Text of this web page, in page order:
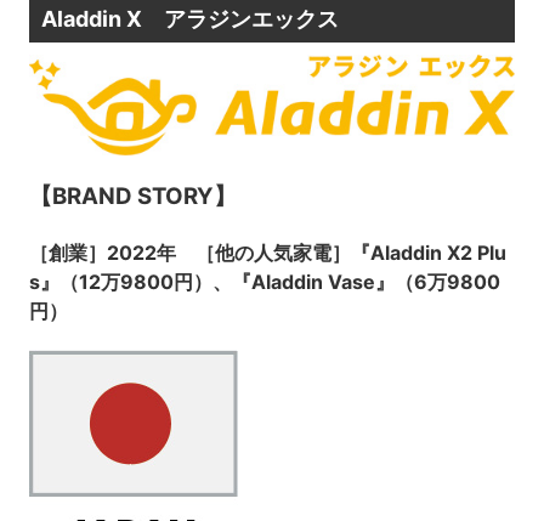
Aladdin X アラジンエックス
【BRAND STORY】
［創業］2022年 ［他の人気家電］『Aladdin X2 Plu
s』（12万9800円）、『Aladdin Vase』（6万9800
円）